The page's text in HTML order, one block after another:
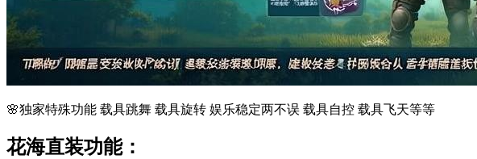
🌸独家特殊功能 载具跳舞 载具旋转 娱乐稳定两不误 载具自控 载具飞天等等
花海直装功能：